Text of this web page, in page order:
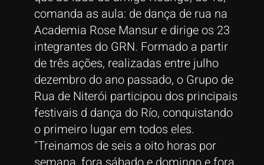
comanda as aula: de dança de rua na
Academia Rose Mansur e dirige os 23
integrantes do GRN. Formado a partir
de três ações, realizadas entre julho
dezembro do ano passado, o Grupo de
Rua de Niterói participou dos principais
festivais d dança do Río, conquistando
o primeiro lugar em todos eles.
"Treinamos de seis a oito horas por